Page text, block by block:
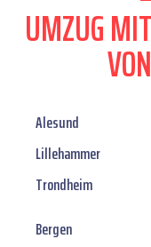
UMZUG
Alesund
Lillehammer
Trondheim
Bergen